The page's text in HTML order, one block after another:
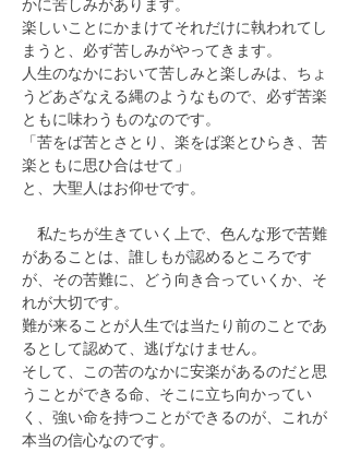
かに苦しみがあります。
楽しいことにかまけてそれだけに執われてし
まうと、必ず苦しみがやってきます。
人生のなかにおいて苦しみと楽しみは、ちょ
うどあざなえる縄のようなもので、必ず苦楽
ともに味わうものなのです。
「苦をば苦とさとり、楽をば楽とひらき、苦
楽ともに思ひ合はせて」
と、大聖人はお仰せです。
私たちが生きていく上で、色んな形で苦難
があることは、誰しもが認めるところです
が、その苦難に、どう向き合っていくか、そ
れが大切です。
難が来ることが人生では当たり前のことであ
るとして認めて、逃げなけません。
そして、この苦のなかに安楽があるのだと思
うことができる命、そこに立ち向かってい
く、強い命を持つことができるのが、これが
本当の信心なのです。